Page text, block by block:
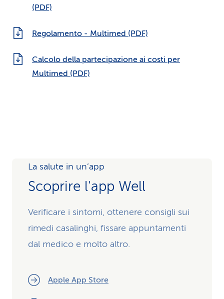
(PDF)
Regolamento - Multimed (PDF)
Calcolo della partecipazione ai costi per
Multimed (PDF)
La salute in un’app
Scoprire l'app Well
Verificare i sintomi, ottenere consigli sui
rimedi casalinghi, fissare appuntamenti
dal medico e molto altro.
Apple App Store